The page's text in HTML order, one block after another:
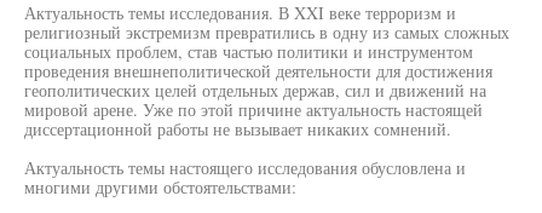
Актуальность темы исследования. В XXI веке терроризм и
религиозный экстремизм превратились в одну из самых сложных
социальных проблем, став частью политики и инструментом
проведения внешнеполитической деятельности для достижения
геополитических целей отдельных держав, сил и движений на
мировой арене. Уже по этой причине актуальность настоящей
диссертационной работы не вызывает никаких сомнений.
Актуальность темы настоящего исследования обусловлена и
многими другими обстоятельствами: